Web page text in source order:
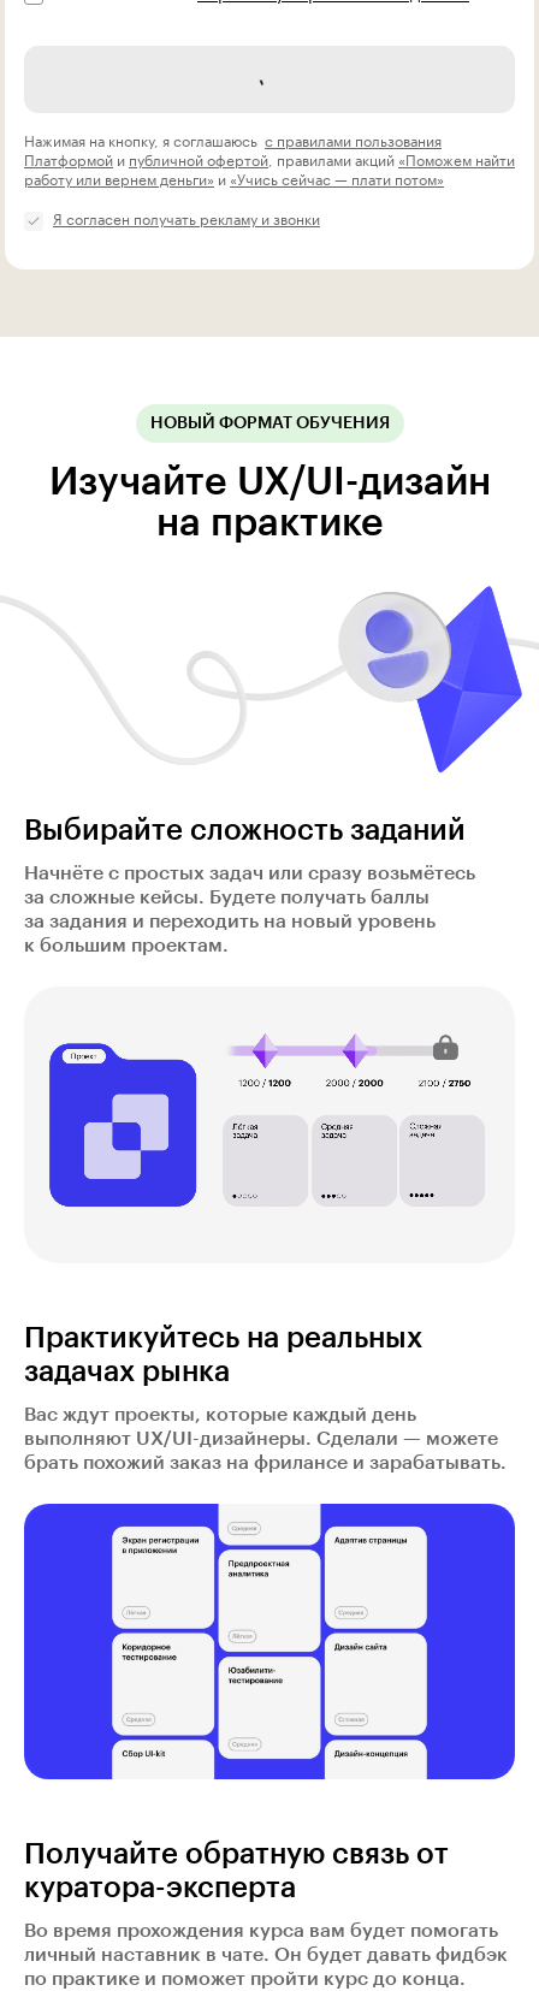
Записаться на курс
Нажимая на кнопку, я соглашаюсь с правилами пользования
Платформой и публичной офертой , правилами акций «Поможем найти
работу или вернем деньги» и «Учись сейчас — плати потом»
Я согласен получать рекламу и звонки
НОВЫЙ ФОРМАТ ОБУЧЕНИЯ
Изучайте UX/UI-дизайн
на практике
Выбирайте сложность заданий
Начнёте с простых задач или сразу возьмётесь
за сложные кейсы. Будете получать баллы
за задания и переходить на новый уровень
к большим проектам.
Практикуйтесь на реальных
задачах рынка
Вас ждут проекты, которые каждый день
выполняют UX/UI-дизайнеры. Сделали — можете
брать похожий заказ на фрилансе и зарабатывать.
Получайте обратную связь от
куратора-эксперта
Во время прохождения курса вам будет помогать
личный наставник в чате. Он будет давать фидбэк
по практике и поможет пройти курс до конца.